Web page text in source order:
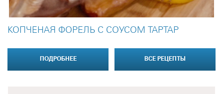
КОПЧЕНАЯ ФОРЕЛЬ С СОУСОМ ТАРТАР
ПОДРОБНЕЕ ВСЕ РЕЦЕПТЫ